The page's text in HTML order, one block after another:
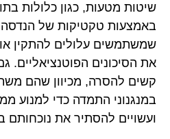
שיטות מטעות, כגון כלולות
באמצעות טקטיקות של
שמשתמשים עלולים להתקין
קשים להסרה, מכיוון שהם
במנגנוני התמדה כדי למנוע
ועשויים להסתיר את נוכחותם